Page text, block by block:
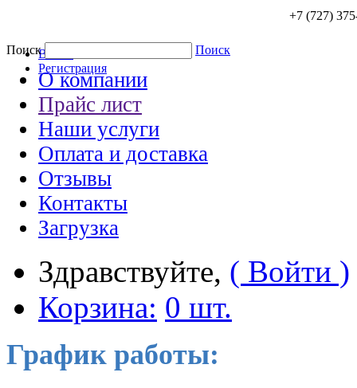
+7 (727)
Войти
Регистрация
Поиск Поиск
О компании
Прайс лист
Наши услуги
Оплата и доставка
Отзывы
Контакты
Загрузка
Здравствуйте, ( Войти )
Корзина: 0 шт.
График работы: